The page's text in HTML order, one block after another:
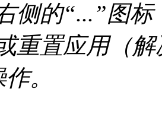
侧的“...”图
重置应用（
。